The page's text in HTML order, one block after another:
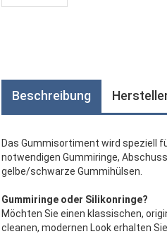
Beschreibung
Das Gummisortiment wird speziell
notwendigen Gummiringe,
gelbe/schwarze Gummihülsen.
Gummiringe oder Silikonringe?
Möchten Sie einen klassischen,
cleanen, modernen Look erhalten